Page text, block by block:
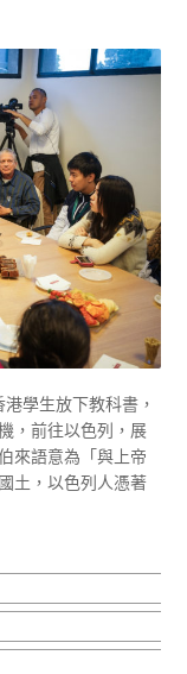
學生放下教科書，
，前往以色列，展
來語意為「與上帝
土，以色列人憑著